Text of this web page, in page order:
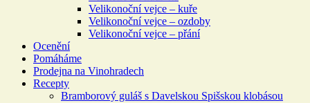
Velikonoční vejce – kuře
Velikonoční vejce – ozdoby
Velikonoční vejce – přání
Ocenění
Pomáháme
Prodejna na Vinohradech
Recepty
Bramborový guláš s Davelskou Spišskou klobásou